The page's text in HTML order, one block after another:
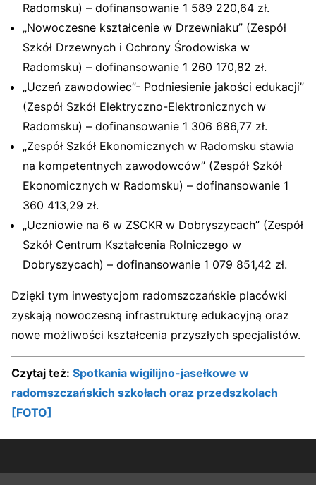
Radomsku) – dofinansowanie 1 589 220,64 zł.
„Nowoczesne kształcenie w Drzewniaku” (Zespół
Szkół Drzewnych i Ochrony Środowiska w
Radomsku) – dofinansowanie 1 260 170,82 zł.
„Uczeń zawodowiec”- Podniesienie jakości edukacji”
(Zespół Szkół Elektryczno-Elektronicznych w
Radomsku) – dofinansowanie 1 306 686,77 zł.
„Zespół Szkół Ekonomicznych w Radomsku stawia
na kompetentnych zawodowców” (Zespół Szkół
Ekonomicznych w Radomsku) – dofinansowanie 1
360 413,29 zł.
„Uczniowie na 6 w ZSCKR w Dobryszycach” (Zespół
Szkół Centrum Kształcenia Rolniczego w
Dobryszycach) – dofinansowanie 1 079 851,42 zł.
Dzięki tym inwestycjom radomszczańskie placówki
zyskają nowoczesną infrastrukturę edukacyjną oraz
nowe możliwości kształcenia przyszłych specjalistów.
Czytaj też: Spotkania wigilijno-jasełkowe w
radomszczańskich szkołach oraz przedszkolach
[FOTO]